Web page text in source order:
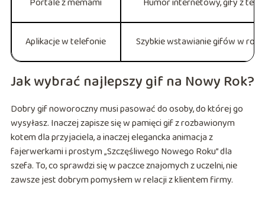
Aplikacje w telefonie Szybkie wstawianie gifów w
Jak wybrać najlepszy gif na Nowy Rok?
Dobry gif noworoczny musi pasować do osoby, do której go
wysyłasz. Inaczej zapisze się w pamięci gif z rozbawionym
kotem dla przyjaciela, a inaczej elegancka animacja z
fajerwerkami i prostym „Szczęśliwego Nowego Roku” dla
szefa. To, co sprawdzi się w paczce znajomych z uczelni, nie
zawsze jest dobrym pomysłem w relacji z klientem firmy.